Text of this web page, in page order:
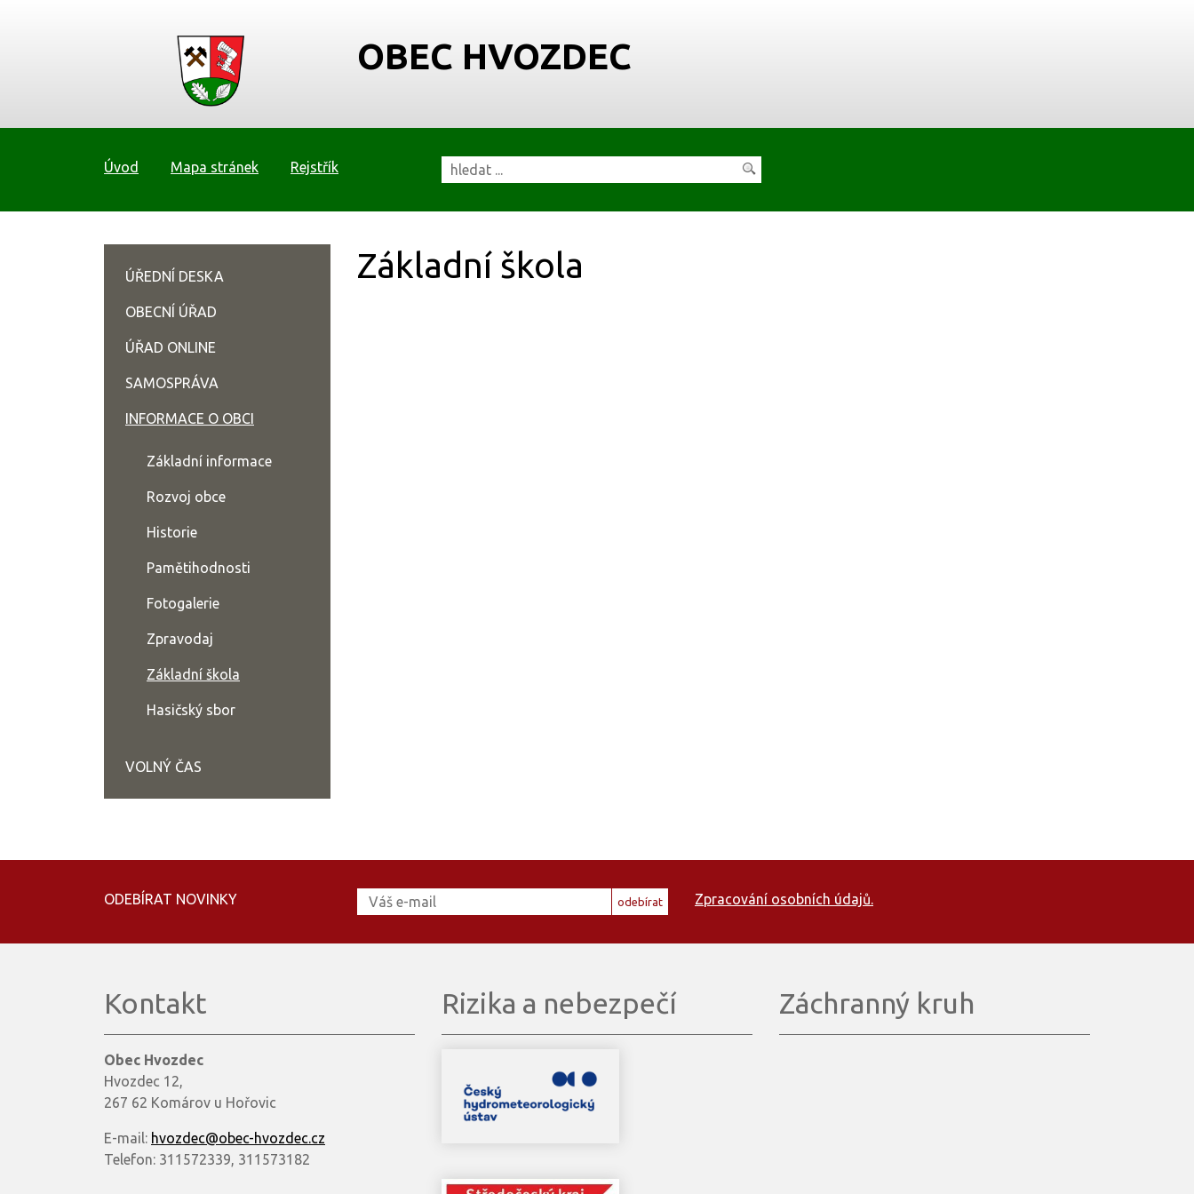
OBEC HVOZDEC
Úvod Mapa stránek Rejstřík
Základní škola
ÚŘEDNÍ DESKA
OBECNÍ ÚŘAD
ÚŘAD ONLINE
SAMOSPRÁVA
INFORMACE O OBCI
Základní informace
Rozvoj obce
Historie
Pamětihodnosti
Fotogalerie
Zpravodaj
Základní škola
Hasičský sbor
VOLNÝ ČAS
ODEBÍRAT NOVINKY odebírat Zpracování osobních údajů.
Kontakt
Obec Hvozdec
Hvozdec 12,
267 62 Komárov u Hořovic
E-mail: hvozdec@obec-hvozdec.cz
Telefon: 311572339, 311573182
Rizika a nebezpečí Záchranný kruh